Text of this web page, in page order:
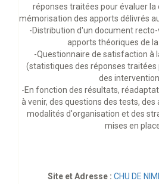
réponses traitées pour évaluer la
mémorisation des apports délivrés
-Distribution d'un document
apports théoriques de
-Questionnaire de satisfaction à
(statistiques des réponses traitées
des
-En fonction des résultats,
à venir, des questions des tests,
modalités d'organisation et des
mises en
Site et Adresse : CHU DE